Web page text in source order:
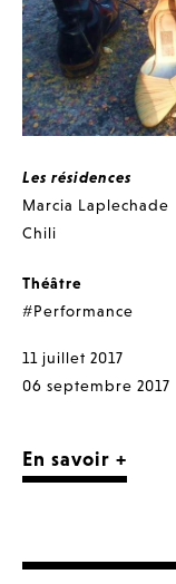
Les résidences
Marcia Laplechade
Chili
Théâtre
#Performance
11 juillet 2017
06 septembre 2017
En savoir +